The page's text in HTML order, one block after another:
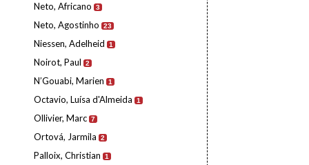
Neto, Africano 3
Neto, Agostinho 23
Niessen, Adelheid 1
Noirot, Paul 2
N’Gouabi, Marien 1
Octavio, Luísa d'Almeida 1
Ollivier, Marc 7
Ortová, Jarmila 2
Palloix, Christian 1